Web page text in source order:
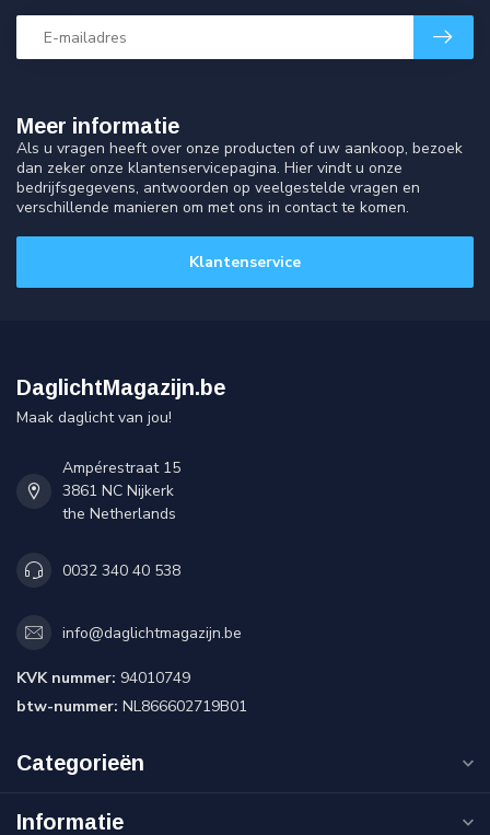
Meer informatie
Als u vragen heeft over onze producten of uw aankoop, bezoek
dan zeker onze klantenservicepagina. Hier vindt u onze
bedrijfsgegevens, antwoorden op veelgestelde vragen en
verschillende manieren om met ons in contact te komen.
Klantenservice
DaglichtMagazijn.be
Maak daglicht van jou!
Ampérestraat 15
3861 NC Nijkerk
the Netherlands
0032 340 40 538
info@daglichtmagazijn.be
KVK nummer: 94010749
btw-nummer: NL866602719B01
Categorieën
Informatie